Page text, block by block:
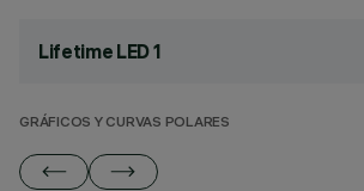
Lifetime LED 1
GRÁFICOS Y CURVAS POLARES